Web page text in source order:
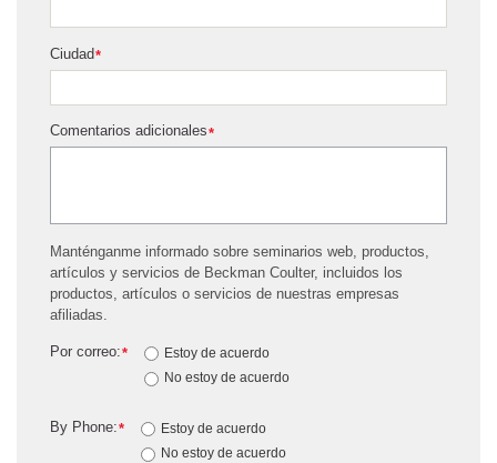
*
Ciudad
*
Comentarios adicionales
Manténganme informado sobre seminarios web, productos,
artículos y servicios de Beckman Coulter, incluidos los
productos, artículos o servicios de nuestras empresas
afiliadas.
*
Por correo:
Estoy de acuerdo
No estoy de acuerdo
*
By Phone:
Estoy de acuerdo
No estoy de acuerdo